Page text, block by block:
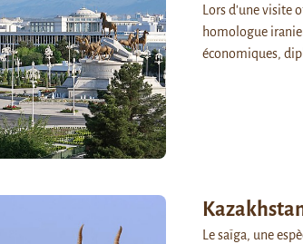
Lors d'une visite
homologue
économiques,
Le saïga, une